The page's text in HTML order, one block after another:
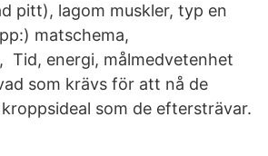
pitt), lagom muskler, typ en
matschema,
Tid, energi, målmedvetenhet
som krävs för att nå de
som de eftersträvar.